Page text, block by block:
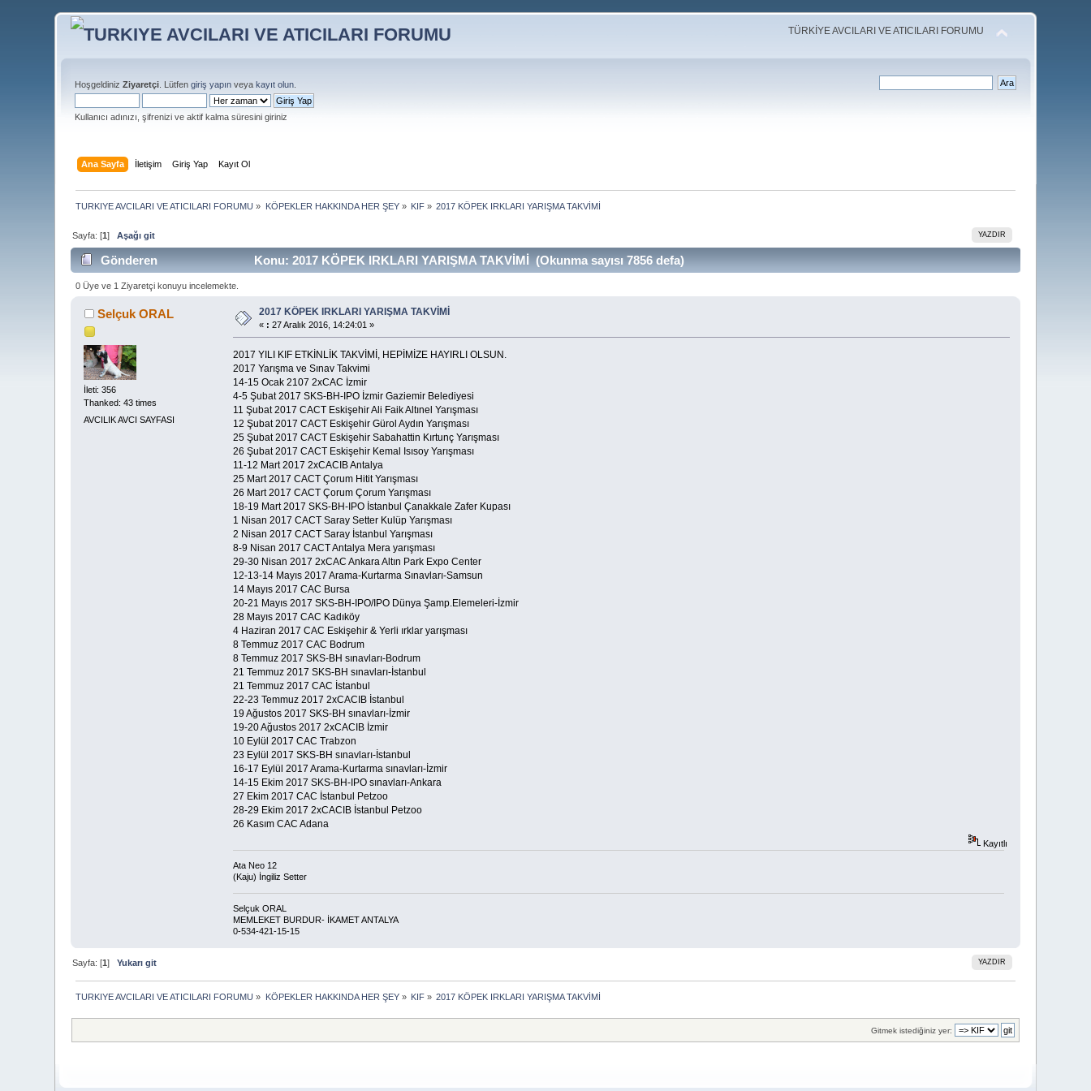
TÜRKİYE AVCILARI VE ATICILARI FORUMU
HoşgeldinizZiyaretçi . Lütfengiriş yapın veyakayıt olun
Kullanıcı adınızı, şifrenizi ve aktif kalma süresini giriniz
Ana Sayfa İletişim Giriş Yap Kayıt Ol
TURKIYE AVCILARI VE ATICILARI FORUMU » KÖPEKLER HAKKINDA HER ŞEY» KIF » 2017 KÖPEK IRKLARI YARIŞMA TAKVİMİ
YAZDIR
Sayfa: [1]Aşağı git
Gönderen Konu: 2017 KÖPEK IRKLARI YARIŞMA TAKVİMİ (Okunma sayısı 7856 defa)
0 Üye ve 1 Ziyaretçi konuyu incelemekte.
Selçuk ORAL
İleti: 356
Thanked: 43 times
AVCILIK AVCI SAYFASI
2017 KÖPEK IRKLARI YARIŞMA TAKVİMİ
« : 27 Aralık 2016, 14:24:01 »
2017 YILI KIF ETKİNLİK TAKVİMİ, HEPİMİZE HAYIRLI OLSUN.
2017 Yarışma ve Sınav Takvimi
14-15 Ocak 2107 2xCAC İzmir
4-5 Şubat 2017 SKS-BH-IPO İzmir Gaziemir Belediyesi
11 Şubat 2017 CACT Eskişehir Ali Faik Altınel Yarışması
12 Şubat 2017 CACT Eskişehir Gürol Aydın Yarışması
25 Şubat 2017 CACT Eskişehir Sabahattin Kırtunç Yarışması
26 Şubat 2017 CACT Eskişehir Kemal Isısoy Yarışması
11-12 Mart 2017 2xCACIB Antalya
25 Mart 2017 CACT Çorum Hitit Yarışması
26 Mart 2017 CACT Çorum Çorum Yarışması
18-19 Mart 2017 SKS-BH-IPO İstanbul Çanakkale Zafer Kupası
1 Nisan 2017 CACT Saray Setter Kulüp Yarışması
2 Nisan 2017 CACT Saray İstanbul Yarışması
8-9 Nisan 2017 CACT Antalya Mera yarışması
29-30 Nisan 2017 2xCAC Ankara Altın Park Expo Center
12-13-14 Mayıs 2017 Arama-Kurtarma Sınavları-Samsun
14 Mayıs 2017 CAC Bursa
20-21 Mayıs 2017 SKS-BH-IPO/IPO Dünya Şamp.Elemeleri-İzmir
28 Mayıs 2017 CAC Kadıköy
4 Haziran 2017 CAC Eskişehir & Yerli ırklar yarışması
8 Temmuz 2017 CAC Bodrum
8 Temmuz 2017 SKS-BH sınavları-Bodrum
21 Temmuz 2017 SKS-BH sınavları-İstanbul
21 Temmuz 2017 CAC İstanbul
22-23 Temmuz 2017 2xCACIB İstanbul
19 Ağustos 2017 SKS-BH sınavları-İzmir
19-20 Ağustos 2017 2xCACIB İzmir
10 Eylül 2017 CAC Trabzon
23 Eylül 2017 SKS-BH sınavları-İstanbul
16-17 Eylül 2017 Arama-Kurtarma sınavları-İzmir
14-15 Ekim 2017 SKS-BH-IPO sınavları-Ankara
27 Ekim 2017 CAC İstanbul Petzoo
28-29 Ekim 2017 2xCACIB İstanbul Petzoo
26 Kasım CAC Adana
Kayıtlı
Ata Neo 12
(Kaju) İngiliz Setter
Selçuk ORAL
MEMLEKET BURDUR- İKAMET ANTALYA
0-534-421-15-15
YAZDIR
Sayfa: [1]Yukarı git
TURKIYE AVCILARI VE ATICILARI FORUMU » KÖPEKLER HAKKINDA HER ŞEY» KIF » 2017 KÖPEK IRKLARI YARIŞMA TAKVİMİ
Gitmek istediğiniz yer: